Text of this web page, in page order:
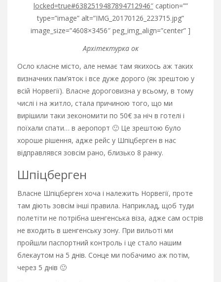
locked=true#6382519487894712946″caption=””
type=”image” alt=”IMG_20170126_223715.jpg”
image_size=”4608×3456″ peg_img_align=”center” ]
Архітектурка ок
Осло класне місто, але немає там якихось аж таких
визначних пам’яток і все дуже дорого (як зрештою у
всій Норвегії). Власне дороговизна у всьому, в тому
числі і на житло, стала причиною того, що ми
вирішили таки зекономити по 50€ за ніч в готелі і
поїхали спати… в аеропорт 🙂 Це зрештою було
хороше рішення, адже рейс у Шпіцберген в нас
відправлявся зовсім рано, близько 8 ранку.
Шпіцберген
Власне Шпіцберген хоча і належить Норвегії, проте
там діють зовсім інші правила. Наприклад, щоб туди
полетіти не потрібна шенгенська віза, адже сам острів
не входить в шенгенську зону. При вильоті ми
пройшли паспортний контроль і це стало нашим
блекаутом на 5 днів. Сонце ми побачимо аж потім,
через 5 днів 🙂